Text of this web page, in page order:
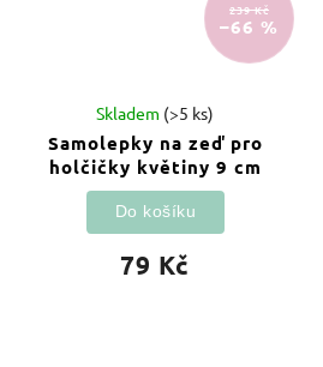
239 Kč
–66 %
Samolepky na zeď pro
holčičky květiny 9 cm
Skladem (>5 ks)
79 Kč
Do košíku